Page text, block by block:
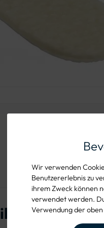
Wir verwenden
Benutzererlebnis zu
ihrem Zweck können
verwendet werden.
Verwendung der